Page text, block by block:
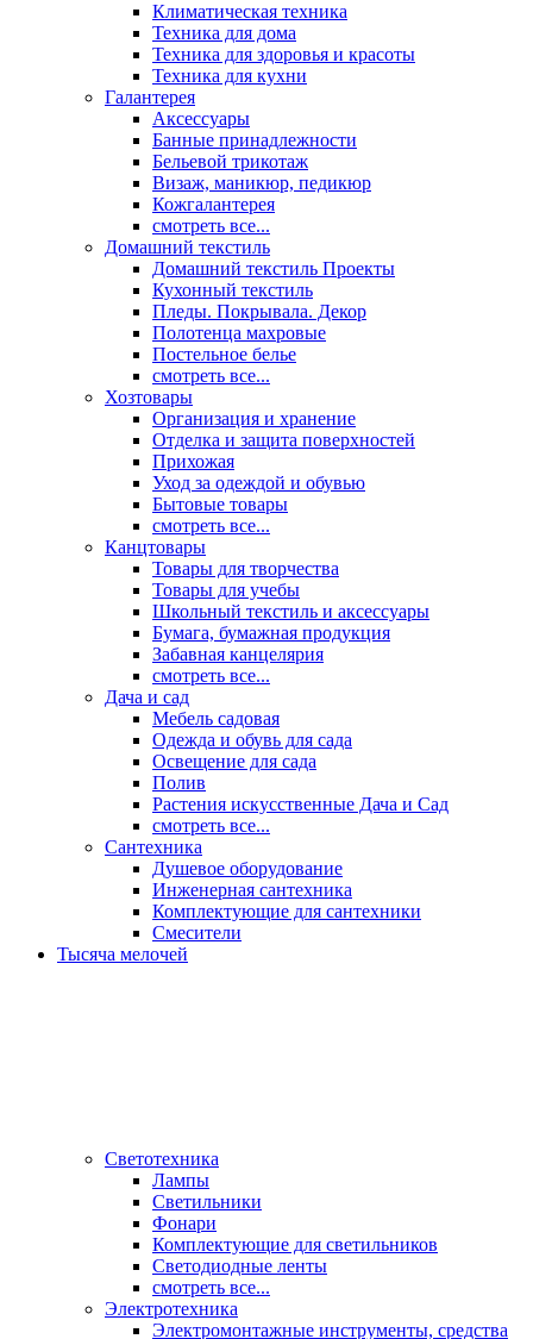
Климатическая техника
Техника для дома
Техника для здоровья и красоты
Техника для кухни
Галантерея
Аксессуары
Банные принадлежности
Бельевой трикотаж
Визаж, маникюр, педикюр
Кожгалантерея
смотреть все...
Домашний текстиль
Домашний текстиль Проекты
Кухонный текстиль
Пледы. Покрывала. Декор
Полотенца махровые
Постельное белье
смотреть все...
Хозтовары
Организация и хранение
Отделка и защита поверхностей
Прихожая
Уход за одеждой и обувью
Бытовые товары
смотреть все...
Канцтовары
Товары для творчества
Товары для учебы
Школьный текстиль и аксессуары
Бумага, бумажная продукция
Забавная канцелярия
смотреть все...
Дача и сад
Мебель садовая
Одежда и обувь для сада
Освещение для сада
Полив
Растения искусственные Дача и Сад
смотреть все...
Сантехника
Душевое оборудование
Инженерная сантехника
Комплектующие для сантехники
Смесители
Тысяча мелочей
Светотехника
Лампы
Светильники
Фонари
Комплектующие для светильников
Светодиодные ленты
смотреть все...
Электротехника
Электромонтажные инструменты, средства